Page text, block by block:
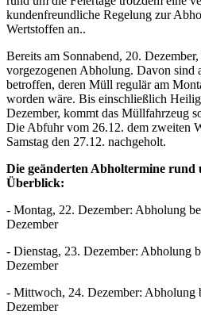
kundenfreundliche Regelung zur
Wertstoffen an..
Bereits am Sonnabend, 20.
vorgezogenen Abholung. Davon sind
betroffen, deren Müll regulär am
worden wäre. Bis einschließlich
Dezember, kommt das Müllfahrzeug
Die Abfuhr vom 26.12. dem zweiten
Samstag den 27.12. nachgeholt.
Die geänderten Abholtermine rund
Überblick:
- Montag, 22. Dezember: Abholung
Dezember
- Dienstag, 23. Dezember: Abholung
Dezember
- Mittwoch, 24. Dezember: Abholung
Dezember